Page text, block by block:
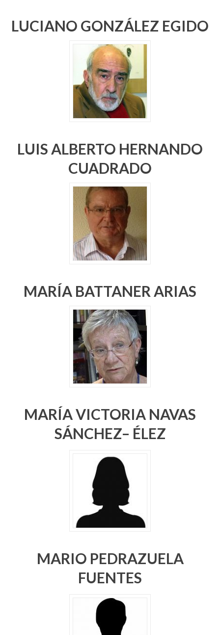
LUCIANO GONZÁLEZ EGIDO
LUIS ALBERTO HERNANDO
CUADRADO
MARÍA BATTANER ARIAS
MARÍA VICTORIA NAVAS
SÁNCHEZ– ÉLEZ
MARIO PEDRAZUELA
FUENTES